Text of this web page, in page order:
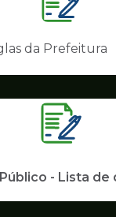
Ilustração
da
pagina
Governo
da Prefeitura
- Lista de